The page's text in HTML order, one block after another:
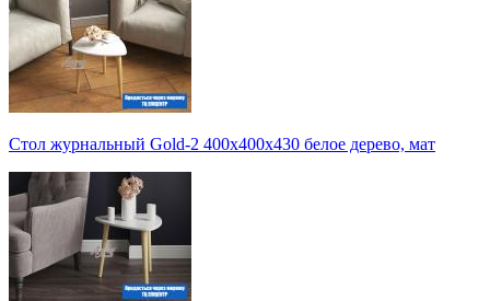
Стол журнальный Gold-2 400х400х430 белое дерево, мат